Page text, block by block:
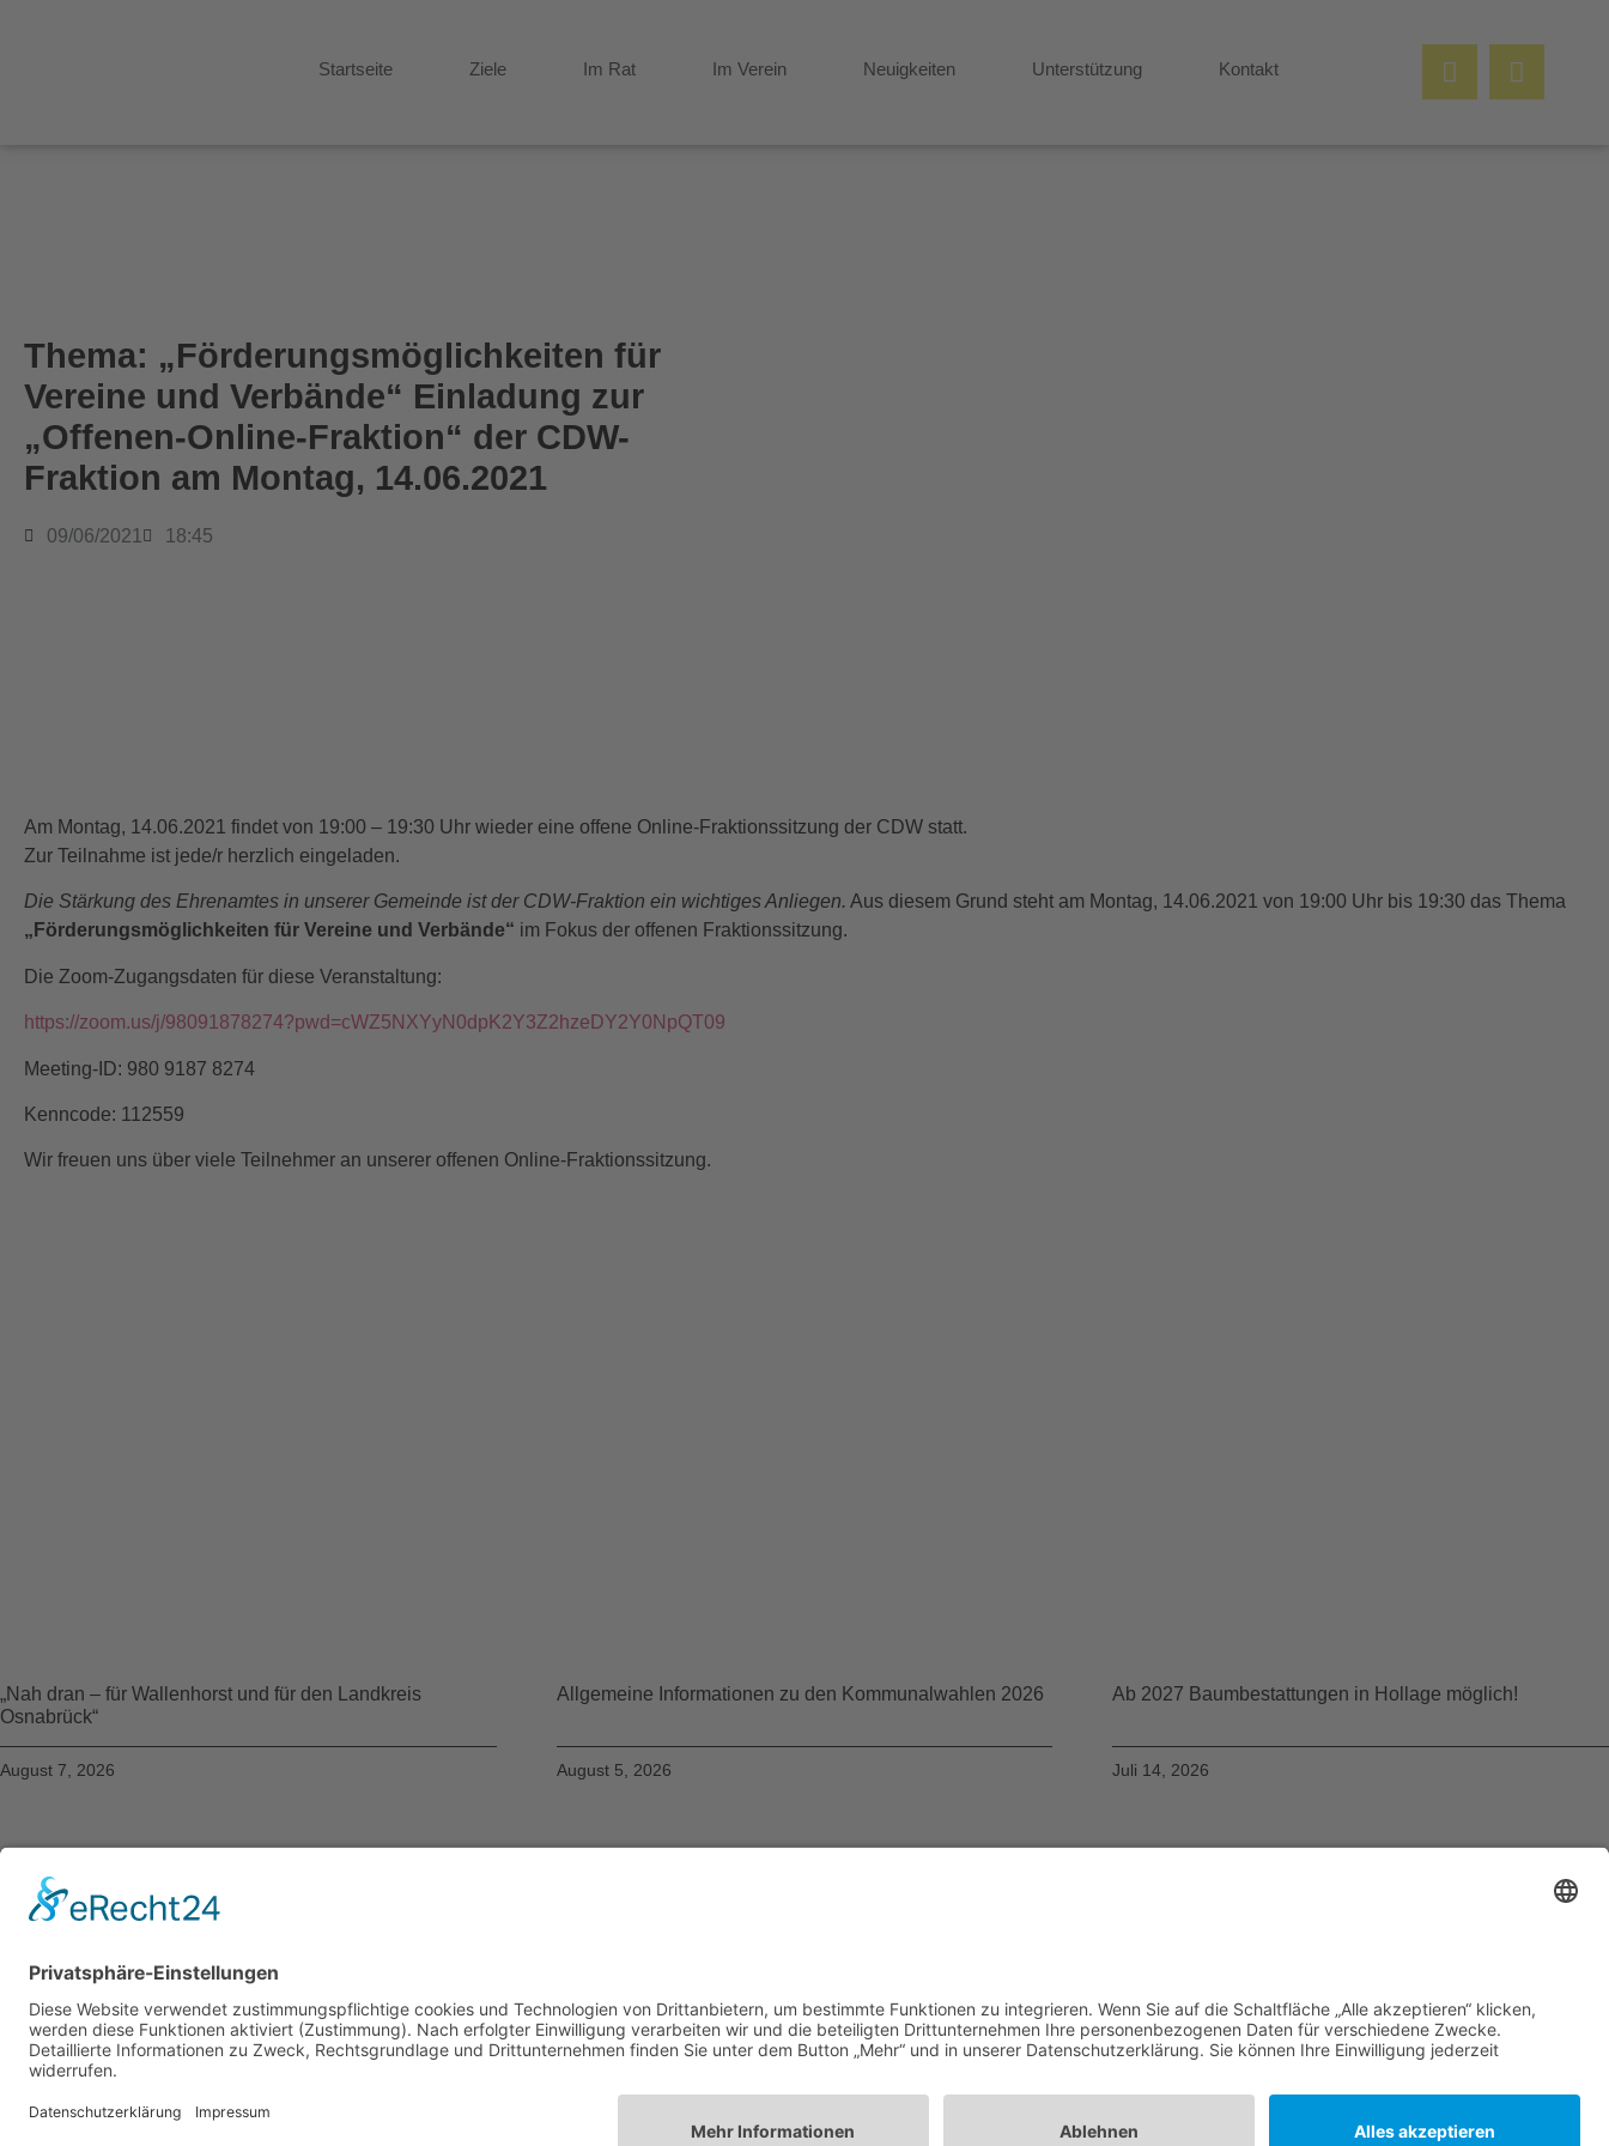
Startseite Ziele Im Rat Im Verein Neuigkeiten Unterstützung Kontakt
Thema: „Förderungsmöglichkeiten für
Vereine und Verbände“ Einladung zur
„Offenen-Online-Fraktion“ der CDW-
Fraktion am Montag, 14.06.2021
09/06/2021 18:45
Am Montag, 14.06.2021 findet von 19:00 – 19:30 Uhr wieder eine offene Online-Fraktionssitzung der CDW statt.
Zur Teilnahme ist jede/r herzlich eingeladen.
Die Stärkung des Ehrenamtes in unserer Gemeinde ist der CDW-Fraktion ein wichtiges Anliegen. Aus diesem Grund steht am Montag, 14.06.2021 von 19:00 Uhr bis 19:30 das Thema
„Förderungsmöglichkeiten für Vereine und Verbände“ im Fokus der offenen Fraktionssitzung.
Die Zoom-Zugangsdaten für diese Veranstaltung:
https://zoom.us/j/98091878274?pwd=cWZ5NXYyN0dpK2Y3Z2hzeDY2Y0NpQT09
Meeting-ID: 980 9187 8274
Kenncode: 112559
Wir freuen uns über viele Teilnehmer an unserer offenen Online-Fraktionssitzung.
„Nah dran – für Wallenhorst und für den Landkreis
Osnabrück“
August 7, 2026
Allgemeine Informationen zu den Kommunalwahlen 2026
August 5, 2026
Ab 2027 Baumbestattungen in Hollage möglich!
Juli 14, 2026
info@cdw-wallenhorst.de